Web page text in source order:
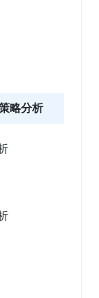
略分析